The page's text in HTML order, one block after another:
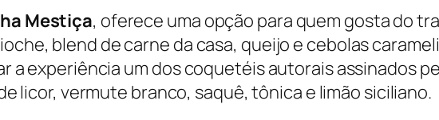
Mestiça, oferece uma opção para quem gosta do
blend de carne da casa, queijo e cebolas
a experiência um dos coquetéis autorais assinados
licor, vermute branco, saquê, tônica e limão siciliano.